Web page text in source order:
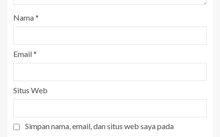
Nama*
Email*
Situs Web
Simpan nama, email, dan situs web saya pada